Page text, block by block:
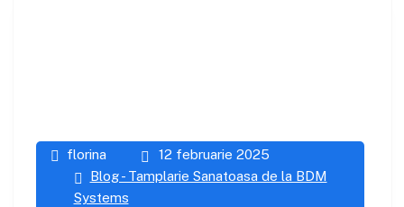
florina
12 februarie 2025
Blog - Tamplarie Sanatoasa de la BDM
Systems